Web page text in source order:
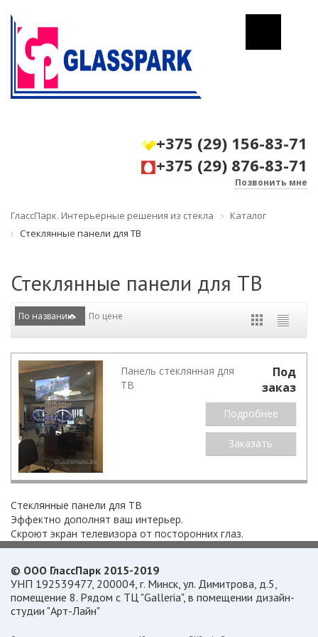
+375 (29) 156-83-71
+375 (29) 876-83-71
Позвонить мне
ГлассПарк. Интерьерные решения из стекла
Каталог
Стеклянные панели для ТВ
Стеклянные панели для ТВ
По названию По цене
Панель стеклянная для
ТВ
Под
заказ
Подробнее
Заказать
Стеклянные панели для ТВ
Эффектно дополнят ваш интерьер.
Скроют экран телевизора от посторонних глаз.
© ООО ГлассПарк 2015-2019
УНП 192539477, 200004, г. Минск, ул. Димитрова, д.5,
помещение 8. Рядом с ТЦ "Galleria", в помещении дизайн-
студии "Арт-Лайн"